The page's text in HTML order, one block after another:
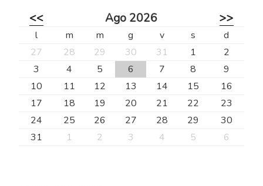
<< Ago 2026 >>
l m m g v s
d
27
28 29 30 31 1
2
3
4 5 6 7 8
9
10
11 12 13 14 15
16
17
18 19 20 21 22
23
24
25 26 27 28 29
30
31
1 2 3 4 5 6